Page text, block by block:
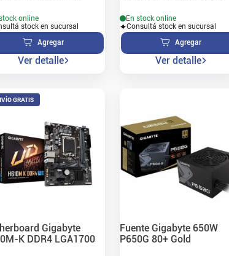
online
stock en sucursal
Agregar
Ver detalle
En stock online
Consultá stock en sucursal
Agregar
Ver detalle
GRATIS
Gigabyte
K DDR4 LGA1700
Fuente Gigabyte 650W
P650G 80+ Gold